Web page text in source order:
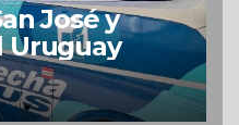
José y
Uruguay